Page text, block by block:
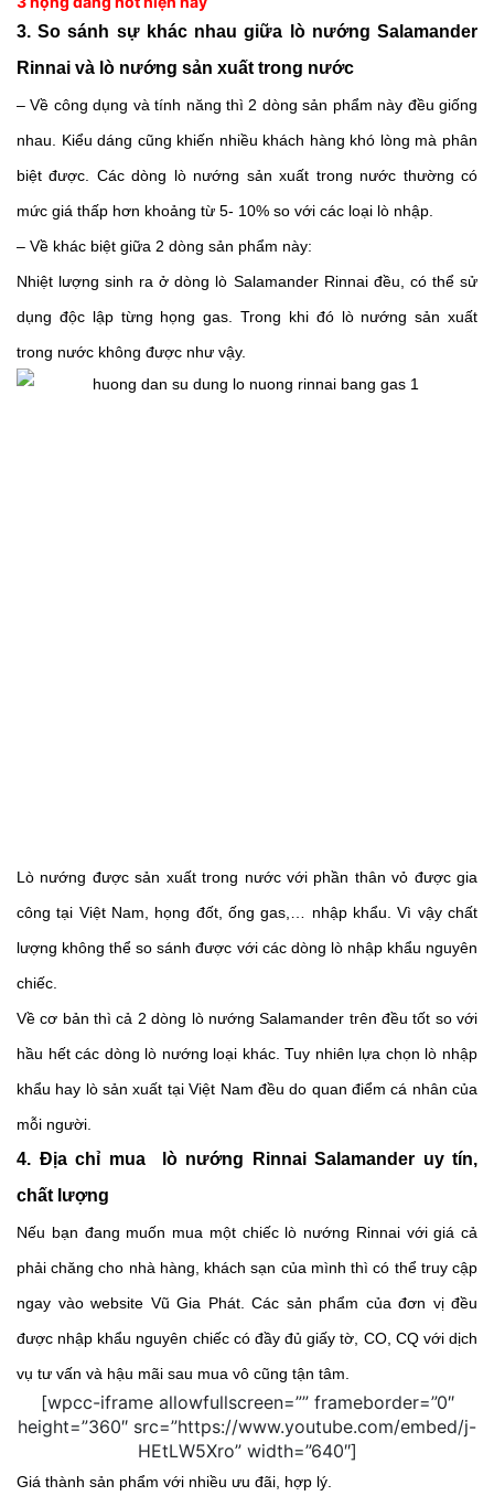
3. So sánh sự khác nhau giữa lò nướng Salamander
Rinnai và lò nướng sản xuất trong nước
– Về công dụng và tính năng thì 2 dòng sản phẩm này đều giống
nhau. Kiểu dáng cũng khiến nhiều khách hàng khó lòng mà phân
biệt được. Các dòng lò nướng sản xuất trong nước thường có
mức giá thấp hơn khoảng từ 5- 10% so với các loại lò nhập.
– Về khác biệt giữa 2 dòng sản phẩm này:
Nhiệt lượng sinh ra ở dòng lò Salamander Rinnai đều, có thể sử
dụng độc lập từng họng gas. Trong khi đó lò nướng sản xuất
trong nước không được như vậy.
Lò nướng được sản xuất trong nước với phần thân vỏ được gia
công tại Việt Nam, họng đốt, ống gas,… nhập khẩu. Vì vậy chất
lượng không thể so sánh được với các dòng lò nhập khẩu nguyên
chiếc.
Về cơ bản thì cả 2 dòng lò nướng Salamander trên đều tốt so với
hầu hết các dòng lò nướng loại khác. Tuy nhiên lựa chọn lò nhập
khẩu hay lò sản xuất tại Việt Nam đều do quan điểm cá nhân của
mỗi người.
4. Địa chỉ mua  lò nướng Rinnai Salamander uy tín,
chất lượng
Nếu bạn đang muốn mua một chiếc lò nướng Rinnai với giá cả
phải chăng cho nhà hàng, khách sạn của mình thì có thể truy cập
ngay vào website Vũ Gia Phát. Các sản phẩm của đơn vị đều
được nhập khẩu nguyên chiếc có đầy đủ giấy tờ, CO, CQ với dịch
vụ tư vấn và hậu mãi sau mua vô cũng tận tâm.
[wpcc-iframe allowfullscreen=”” frameborder=”0″
height=”360″ src=”https://www.youtube.com/embed/j-
HEtLW5Xro” width=”640″]
Giá thành sản phẩm với nhiều ưu đãi, hợp lý.